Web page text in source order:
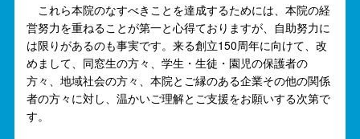
これら本院のなすべきことを達成するためには、本院の経
営努力を重ねることが第一と心得ておりますが、自助努力に
は限りがあるのも事実です。来る創立150周年に向けて、改
めまして、同窓生の方々、学生・生徒・園児の保護者の
方々、地域社会の方々、本院とご縁のある企業その他の関係
者の方々に対し、温かいご理解とご支援をお願いする次第で
す。